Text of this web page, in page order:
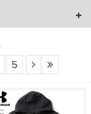
5